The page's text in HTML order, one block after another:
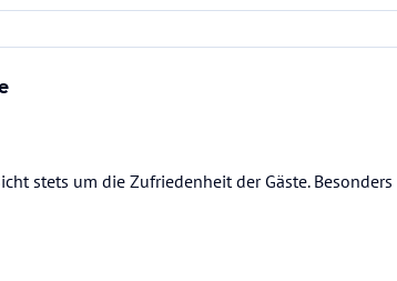
stets um die Zufriedenheit der Gäste.